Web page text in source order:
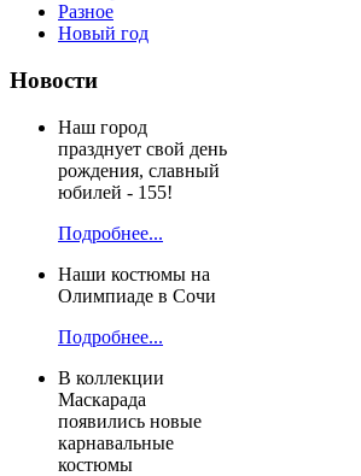
Разное
Новый год
Новости
Наш город
празднует свой день
рождения, славный
юбилей - 155!
Подробнее...
Наши костюмы на
Олимпиаде в Сочи
Подробнее...
В коллекции
Маскарада
появились новые
карнавальные
костюмы